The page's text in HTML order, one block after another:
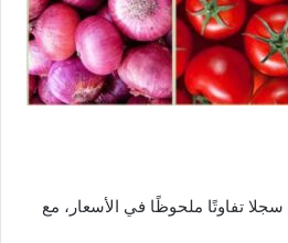
سجلا تفاوتًا ملحوظًا في الأسعار، مع